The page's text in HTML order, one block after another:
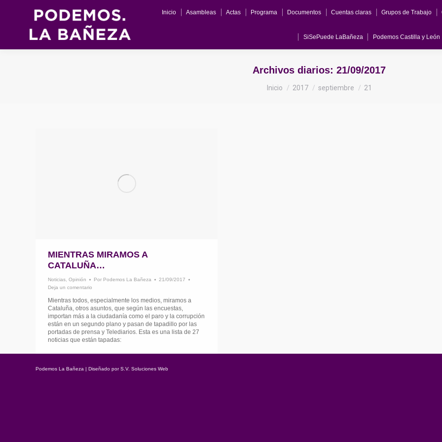
Inicio Asambleas Actas Programa Documentos Cuentas claras Grupos de Trabajo
SiSePuede LaBañeza Podemos Castilla y León
Archivos diarios: 21/09/2017
Inicio 2017 septiembre 21
MIENTRAS MIRAMOS A
CATALUÑA…
Noticias Opinión Por Podemos La Bañeza
21/09/2017
Deja un comentario
Mientras todos, especialmente los medios, miramos a
Cataluña, otros asuntos, que según las encuestas,
importan más a la ciudadanía como el paro y la corrupción
están en un segundo plano y pasan de tapadillo por las
portadas de prensa y Telediarios. Esta es una lista de 27
noticias que están tapadas:
Podemos La Bañeza | Diseñado porS.V. Soluciones Web
Inicio Asambleas Actas Programa Documentos Cuentas claras Grupos de Trabajo Comunicados